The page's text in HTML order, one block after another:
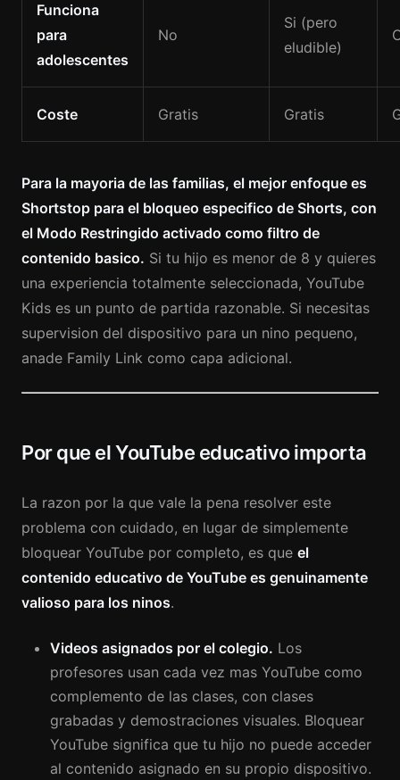
Funciona
para
adolescentes
No
Si (pero
eludible)
Coste Gratis Gratis
Para la mayoria de las familias, el mejor enfoque es
Shortstop para el bloqueo especifico de Shorts, con
el Modo Restringido activado como filtro de
contenido basico. Si tu hijo es menor de 8 y quieres
una experiencia totalmente seleccionada, YouTube
Kids es un punto de partida razonable. Si necesitas
supervision del dispositivo para un nino pequeno,
anade Family Link como capa adicional.
Por que el YouTube educativo importa
La razon por la que vale la pena resolver este
problema con cuidado, en lugar de simplemente
bloquear YouTube por completo, es que el
contenido educativo de YouTube es genuinamente
valioso para los ninos.
Videos asignados por el colegio. Los
profesores usan cada vez mas YouTube como
complemento de las clases, con clases
grabadas y demostraciones visuales. Bloquear
YouTube significa que tu hijo no puede acceder
al contenido asignado en su propio dispositivo.